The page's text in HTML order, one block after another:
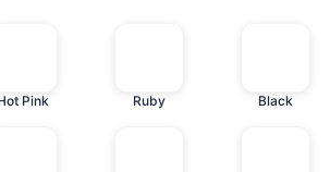
Pink Ruby Black